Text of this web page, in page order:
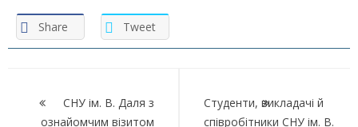
Share Tweet
записівСНУ ім. В. Даля з
ознайомчим візитом
Студенти, викладачі й
співробітники СНУ ім. В.